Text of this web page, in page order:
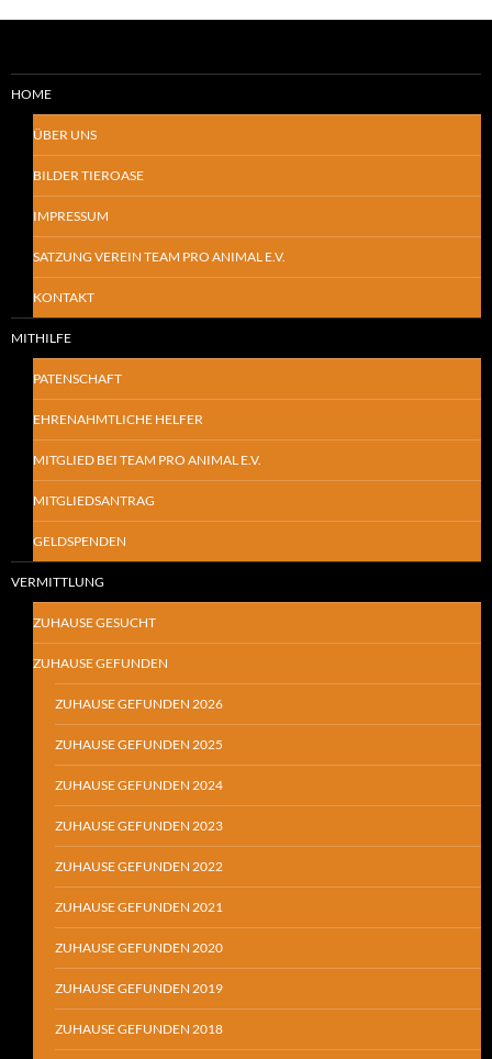
HOME
ÜBER UNS
BILDER TIEROASE
IMPRESSUM
SATZUNG VEREIN TEAM PRO ANIMAL E.V.
KONTAKT
MITHILFE
PATENSCHAFT
EHRENAHMTLICHE HELFER
MITGLIED BEI TEAM PRO ANIMAL E.V.
MITGLIEDSANTRAG
GELDSPENDEN
VERMITTLUNG
ZUHAUSE GESUCHT
ZUHAUSE GEFUNDEN
ZUHAUSE GEFUNDEN 2026
ZUHAUSE GEFUNDEN 2025
ZUHAUSE GEFUNDEN 2024
ZUHAUSE GEFUNDEN 2023
ZUHAUSE GEFUNDEN 2022
ZUHAUSE GEFUNDEN 2021
ZUHAUSE GEFUNDEN 2020
ZUHAUSE GEFUNDEN 2019
ZUHAUSE GEFUNDEN 2018